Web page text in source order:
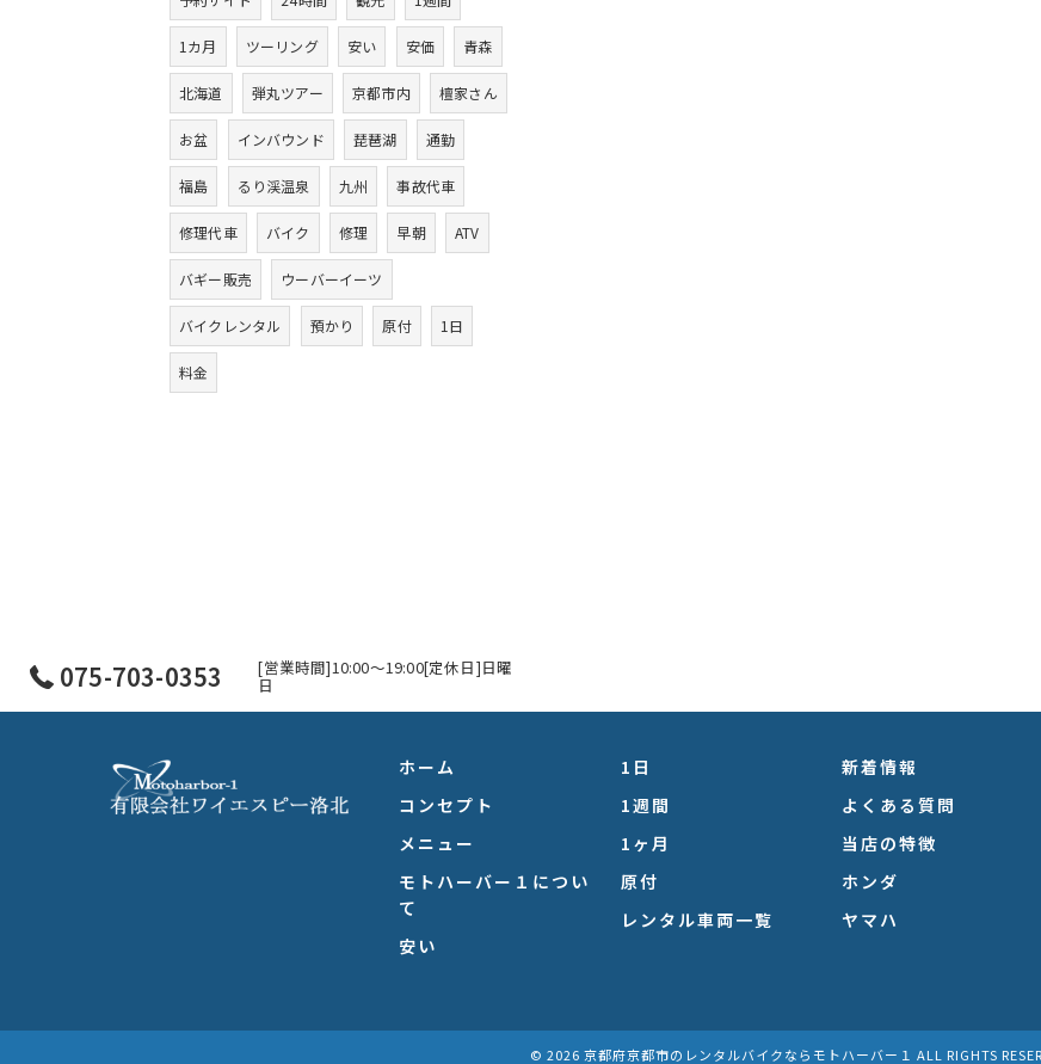
1カ月 ツーリング 安い 安価 青森
北海道 弾丸ツアー 京都市内 檀家さん
お盆 インバウンド 琵琶湖 通勤
福島 るり渓温泉 九州 事故代車
修理代車 バイク 修理 早朝 ATV
バギー販売 ウーバーイーツ
バイクレンタル 預かり 原付 1日
料金
075-703-0353 [営業時間]10:00～19:00[定休日]日曜
日
ホーム
コンセプト
メニュー
モトハーバー１につい
て
安い
1日
1週間
1ヶ月
原付
レンタル車両一覧
新着情報
よくある質問
当店の特徴
ホンダ
ヤマハ
© 2026 京都府京都市のレンタルバイクならモトハーバー１ ALL RIGHTS